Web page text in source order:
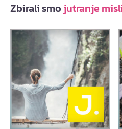
Zbirali smo jutranje